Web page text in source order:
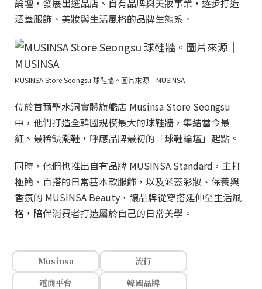
論壇，發展出選品店、自有品牌與美妝事業，逐步打造
涵蓋服飾、美妝與生活風格的品牌生態系。
MUSINSA Store Seongsu 球鞋牆。圖片來源｜MUSINSA
位於首爾聖水洞實體旗艦店 Musinsa Store Seongsu
中，他們打造全韓國規模最大的球鞋牆，集結當今最
紅、最稀缺潮鞋，呼應品牌最初的「球鞋論壇」起點。
同時，他們也推出自有品牌 MUSINSA Standard，主打
極簡、百搭的日常基本款服飾，以及涵蓋彩妝、保養與
香氛的 MUSINSA Beauty，讓品牌從穿搭延伸至生活風
格，陪伴消費者打造屬於自己的日常美學。
Musinsa
流行
電商平台
韓國品牌